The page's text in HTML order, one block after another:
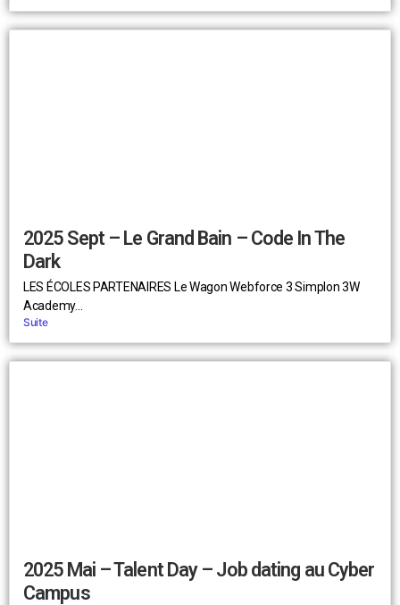
2025 Sept – Le Grand Bain – Code In The
Dark
LES ÉCOLES PARTENAIRES Le Wagon Webforce 3 Simplon 3W
Academy...
Suite
2025 Mai – Talent Day – Job dating au Cyber
Campus